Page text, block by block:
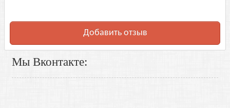
Добавить отзыв
Мы Вконтакте: